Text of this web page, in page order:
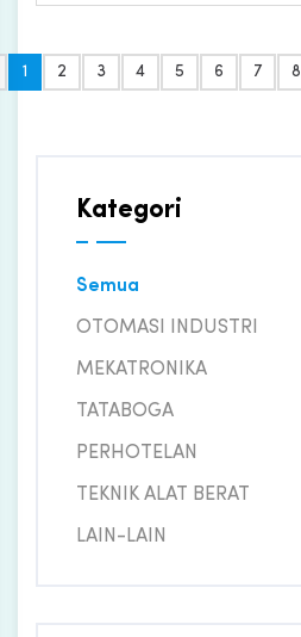
Kategori
Semua
OTOMASI INDUSTRI
MEKATRONIKA
TATABOGA
PERHOTELAN
TEKNIK ALAT BERAT
LAIN-LAIN
1 2 3 4 5 6 7 8